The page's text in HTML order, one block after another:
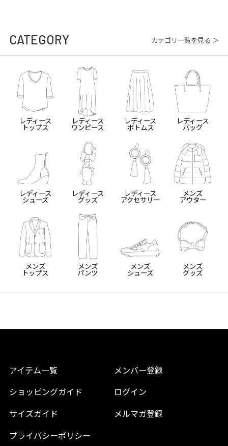
CATEGORY カテゴリ一覧を見る ＞
レディース
トップス
レディース
ワンピース
レディース
ボトムス
レディース
バッグ
レディース
シューズ
レディース
グッズ
レディース
アクセサリー
メンズ
アウター
メンズ
トップス
メンズ
パンツ
メンズ
シューズ
メンズ
グッズ
アイテム一覧
ショッピングガイド
サイズガイド
プライバシーポリシー
メンバー登録
ログイン
メルマガ登録